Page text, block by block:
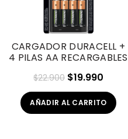
CARGADOR DURACELL +
4 PILAS AA RECARGABLES
$22.900 El
precio
original
$19.990
precio
actual
AÑADIR AL CARRITO